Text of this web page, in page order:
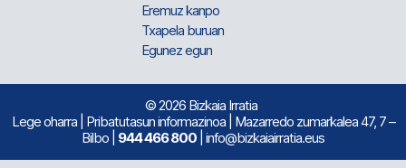
Eremuz kanpo
Txapela buruan
Egunez egun
© 2026 Bizkaia Irratia
Lege oharra| Pribatutasun informazinoa| Mazarredo zumarkalea 47, 7 –
Bilbo | 944 466 800 | info@bizkaiairratia.eus